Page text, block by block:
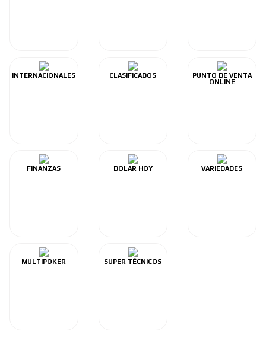
INTERNACIONALES CLASIFICADOS
PUNTO DE VENTA
ONLINE
FINANZAS DOLAR HOY VARIEDADES
MULTIPOKER SUPER TÉCNICOS